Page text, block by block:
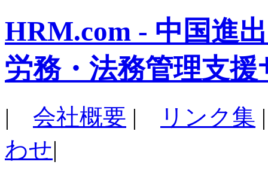
HRM.com - 中国進
労務・法務管理支援
| 会社概要 | リンク集
わせ|